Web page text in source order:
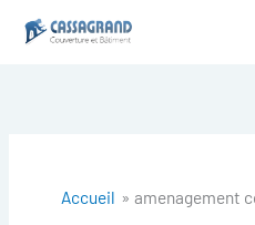
Accueil amenagement